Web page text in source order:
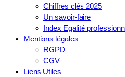
Chiffres clés 2025
Un savoir-faire
Index Egalité
Mentions légales
RGPD
CGV
Liens Utiles